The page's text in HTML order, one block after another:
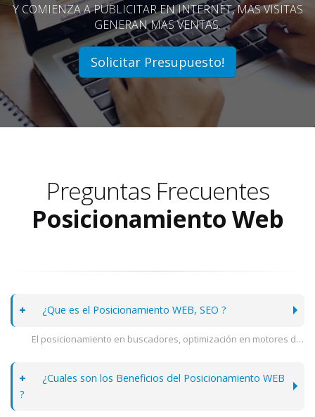
Y COMIENZA A PUBLICITAR EN INTERNET, MAS VISITAS
GENERAN MAS VENTAS.
Solicitar Presupuesto!
Preguntas Frecuentes
Posicionamiento Web
¿Que es el Posicionamiento WEB, SEO ?
El posicionamiento en buscadores, optimización en motores de búsqueda u optimización web es el proceso técnico mediante el cual se realizan cambios en la estructura e información de una página web, con el objetivo de mejorar la visibilidad de un sitio web en los resultados orgánicos de los diferentes buscadores. También es frecuente encontrar la denominación en inglés, search engine optimization, y especialmente sus iniciales SEO. Las personas que realizan tareas de optimización en motores de búsqueda se denominan posicionadores web o técnicos SEO; y en inglés, search engine optimizers (cuyas iniciales también son SEO) o SEO specialists.
¿Cuales son los Beneficios del Posicionamiento WEB
?